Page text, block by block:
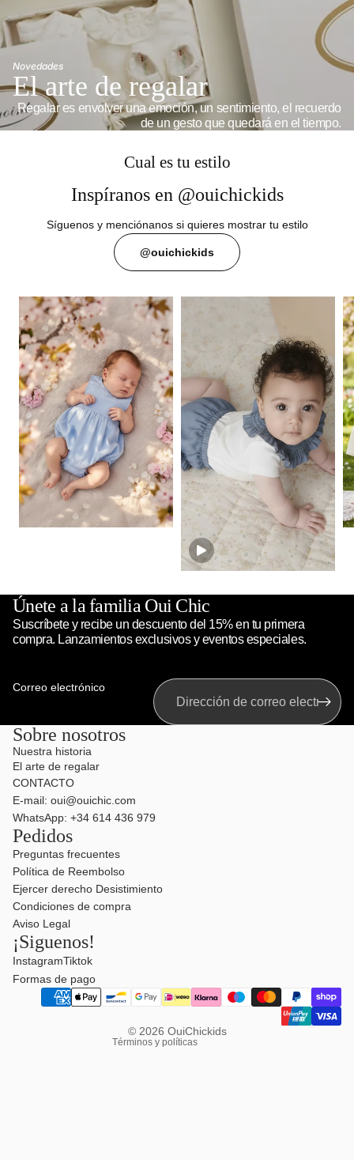
Novedades
El arte de regalar
Regalar es envolver una emoción, un sentimiento, el recuerdo
de un gesto que quedará en el tiempo.
Cual es tu estilo
Inspíranos en @ouichickids
Síguenos y menciónanos si quieres mostrar tu estilo
@ouichickids
Únete a la familia Oui Chic
Suscríbete y recibe un descuento del 15% en tu primera
compra. Lanzamientos exclusivos y eventos especiales.
Correo electrónico
Sobre nosotros
Nuestra historia
El arte de regalar
CONTACTO
E-mail: oui@ouichic.com
WhatsApp: +34 614 436 979
Pedidos
Preguntas frecuentes
Política de Reembolso
Ejercer derecho Desistimiento
Condiciones de compra
Aviso Legal
¡Siguenos!
InstagramTiktok
Formas de pago
© 2026 OuiChickids
Términos y políticas
Política de reembolso
Política de privacidad
Términos del servicio
Aviso legal